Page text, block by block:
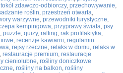
zdawczo-odbiorczy, przechowywanie,
roślin, przestrzeń otwarta,
warzywne, przewodniki turystyczne,
kempingowa, przyprawy świata, psy
, puzzle, quizy, rafting, rak profilaktyka,
, recenzje kawiarni, regulamin
, rejsy rzeczne, relaks w domu, relaks w
, restauracje premium, restauracje
cieniolubne, rośliny doniczkowe
, rośliny na balkon, rośliny